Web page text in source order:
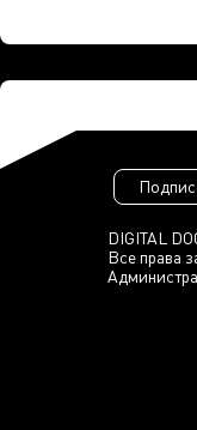
DIGITAL
Все права